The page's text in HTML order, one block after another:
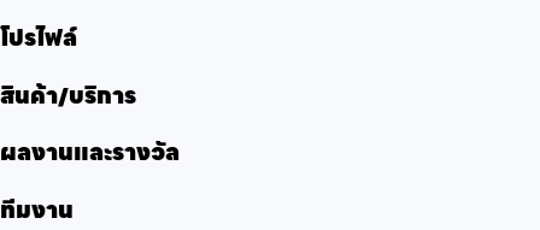
โปรไฟล์
สินค้า/บริการ
ผลงานและรางวัล
ทีมงาน